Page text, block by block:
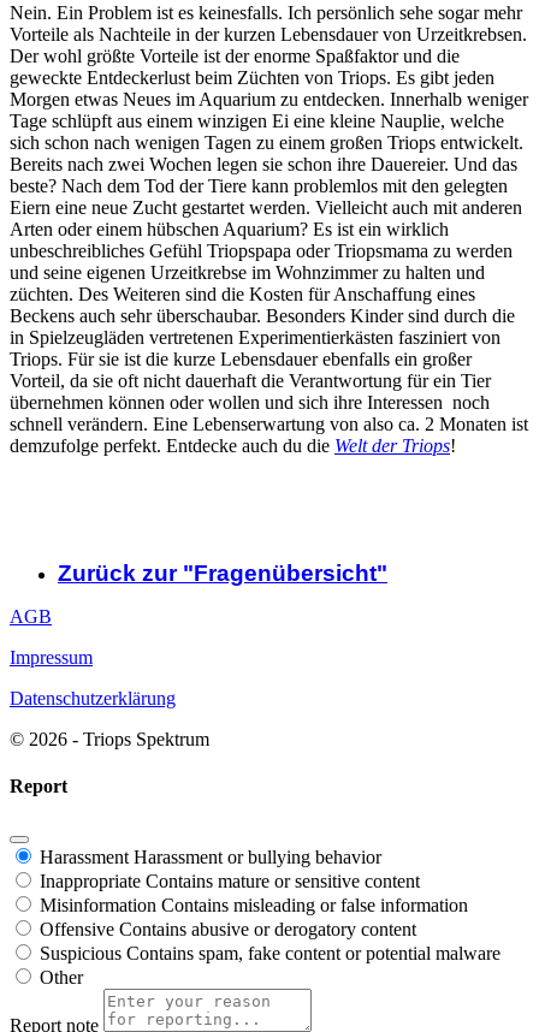
Nein. Ein Problem ist es keinesfalls. Ich persönlich sehe sogar mehr
Vorteile als Nachteile in der kurzen Lebensdauer von Urzeitkrebsen.
Der wohl größte Vorteile ist der enorme Spaßfaktor und die
geweckte Entdeckerlust beim Züchten von Triops. Es gibt jeden
Morgen etwas Neues im Aquarium zu entdecken. Innerhalb weniger
Tage schlüpft aus einem winzigen Ei eine kleine Nauplie, welche
sich schon nach wenigen Tagen zu einem großen Triops entwickelt.
Bereits nach zwei Wochen legen sie schon ihre Dauereier. Und das
beste? Nach dem Tod der Tiere kann problemlos mit den gelegten
Eiern eine neue Zucht gestartet werden. Vielleicht auch mit anderen
Arten oder einem hübschen Aquarium? Es ist ein wirklich
unbeschreibliches Gefühl Triopspapa oder Triopsmama zu werden
und seine eigenen Urzeitkrebse im Wohnzimmer zu halten und
züchten. Des Weiteren sind die Kosten für Anschaffung eines
Beckens auch sehr überschaubar. Besonders Kinder sind durch die
in Spielzeugläden vertretenen Experimentierkästen fasziniert von
Triops. Für sie ist die kurze Lebensdauer ebenfalls ein großer
Vorteil, da sie oft nicht dauerhaft die Verantwortung für ein Tier
übernehmen können oder wollen und sich ihre Interessen noch
schnell verändern. Eine Lebenserwartung von also ca. 2 Monaten ist
demzufolge perfekt. Entdecke auch du die Welt der Triops!
Zurück zur "Fragenübersicht"
AGB
Impressum
Datenschutzerklärung
© 2026 - Triops Spektrum
Report
Harassment Harassment or bullying behavior
Inappropriate Contains mature or sensitive content
Misinformation Contains misleading or false information
Offensive Contains abusive or derogatory content
Suspicious Contains spam, fake content or potential malware
Other
Report note